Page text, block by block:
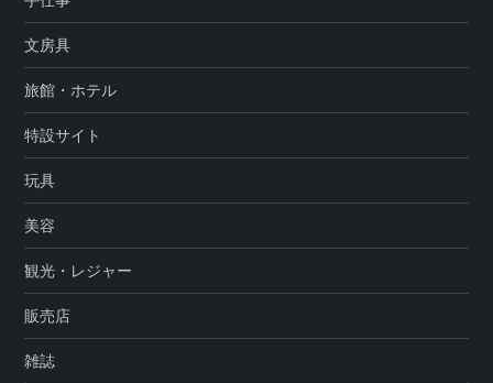
文房具
旅館・ホテル
特設サイト
玩具
美容
観光・レジャー
販売店
雑誌